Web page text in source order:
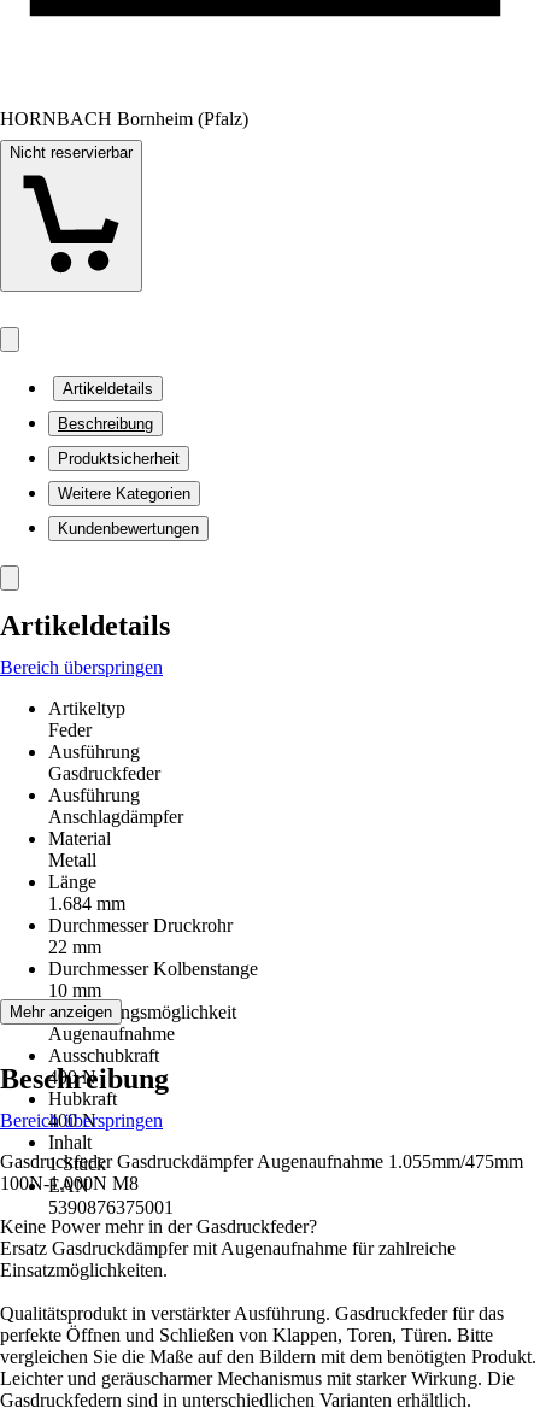
HORNBACH Bornheim (Pfalz)
Nicht reservierbar
Artikeldetails
Beschreibung
Produktsicherheit
Weitere Kategorien
Kundenbewertungen
Artikeldetails
Bereich überspringen
Artikeltyp
Feder
Ausführung
Gasdruckfeder
Ausführung
Anschlagdämpfer
Material
Metall
Länge
1.684 mm
Durchmesser Druckrohr
22 mm
Durchmesser Kolbenstange
10 mm
Befestigungsmöglichkeit
Augenaufnahme
Ausschubkraft
400 N
Hubkraft
400 N
Inhalt
1 Stück
EAN
5390876375001
Mehr anzeigen
Beschreibung
Bereich überspringen
Gasdruckfeder Gasdruckdämpfer Augenaufnahme 1.055mm/475mm
100N-1.000N M8
Keine Power mehr in der Gasdruckfeder?
Ersatz Gasdruckdämpfer mit Augenaufnahme für zahlreiche
Einsatzmöglichkeiten.
Qualitätsprodukt in verstärkter Ausführung. Gasdruckfeder für das
perfekte Öffnen und Schließen von Klappen, Toren, Türen. Bitte
vergleichen Sie die Maße auf den Bildern mit dem benötigten Produkt.
Leichter und geräuscharmer Mechanismus mit starker Wirkung. Die
Gasdruckfedern sind in unterschiedlichen Varianten erhältlich.